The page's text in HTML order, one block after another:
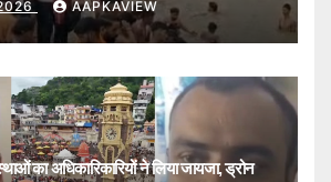
AAPKAVIEW
का अधिकारिकारियों ने लिया जायजा, ड्रोन